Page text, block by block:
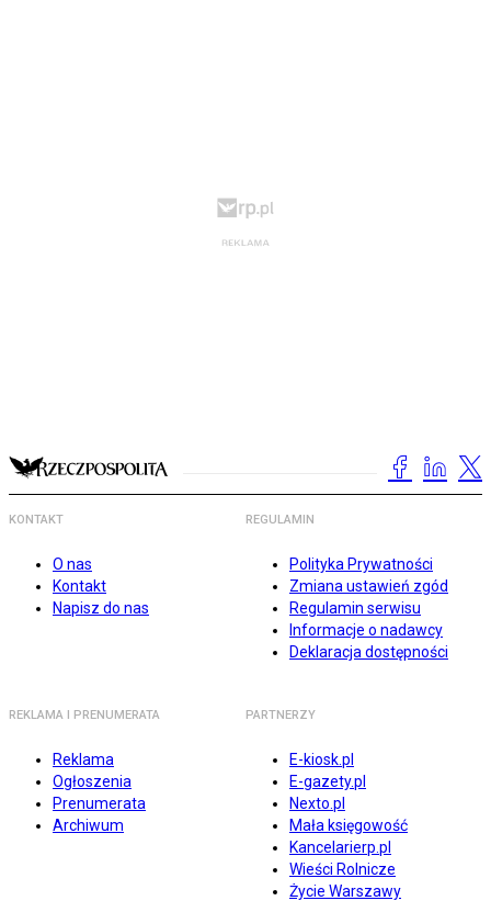
KONTAKT
O nas
Kontakt
Napisz do nas
REGULAMIN
Polityka Prywatności
Zmiana ustawień zgód
Regulamin serwisu
Informacje o nadawcy
Deklaracja dostępności
REKLAMA I PRENUMERATA
Reklama
Ogłoszenia
Prenumerata
Archiwum
PARTNERZY
E-kiosk.pl
E-gazety.pl
Nexto.pl
Mała księgowość
Kancelarierp.pl
Wieści Rolnicze
Życie Warszawy